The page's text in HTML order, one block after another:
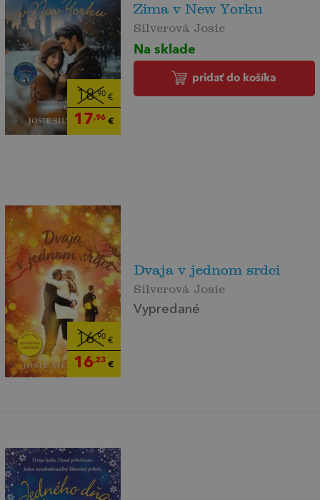
18,90€
17,96€
Zima v New Yorku
Silverová Josie
Na sklade
pridať do košíka
16,90€
16,23€
Dvaja v jednom srdci
Silverová Josie
Vypredané